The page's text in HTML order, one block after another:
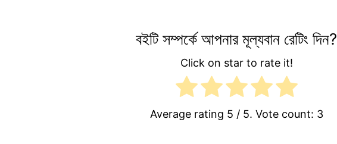
বইটি সম্পর্কে আপনার মূল্যবান রেটিং দিন?
Click on star to rate it!
Average rating 5 / 5. Vote count: 3